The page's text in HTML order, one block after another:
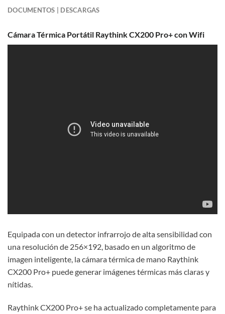
DOCUMENTOS | DESCARGAS
Cámara Térmica Portátil Raythink CX200 Pro+ con Wifi
Equipada con un detector infrarrojo de alta sensibilidad con
una resolución de 256×192, basado en un algoritmo de
imagen inteligente, la cámara térmica de mano Raythink
CX200 Pro+ puede generar imágenes térmicas más claras y
nítidas.
Raythink CX200 Pro+ se ha actualizado completamente para